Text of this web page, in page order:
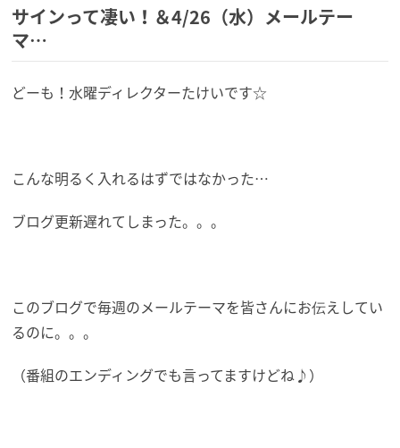
サインって凄い！＆4/26（水）メールテー
マ…
どーも！水曜ディレクターたけいです☆
こんな明るく入れるはずではなかった…
ブログ更新遅れてしまった。。。
このブログで毎週のメールテーマを皆さんにお伝えしてい
るのに。。。
（番組のエンディングでも言ってますけどね♪）